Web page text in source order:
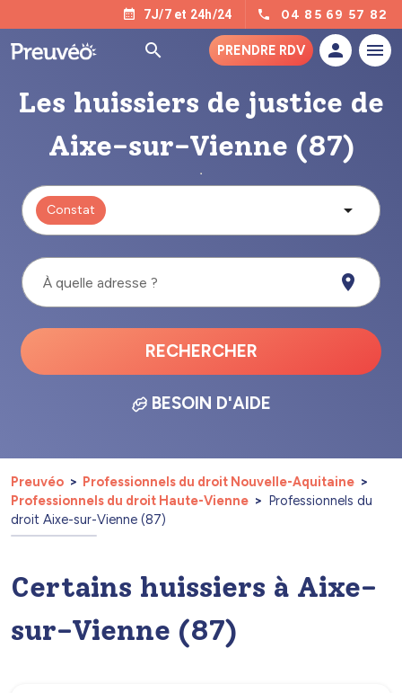
7J/7 et 24h/24 04 85 69 57 82
PRENDRE RDV
Les huissiers de justice de
Aixe-sur-Vienne (87)
Constat
À quelle adresse ?
RECHERCHER
BESOIN D'AIDE
Preuvéo
Professionnels du droit Nouvelle-Aquitaine
Professionnels du droit Haute-Vienne
Professionnels du
droit Aixe-sur-Vienne (87)
Certains huissiers à Aixe-
sur-Vienne (87)